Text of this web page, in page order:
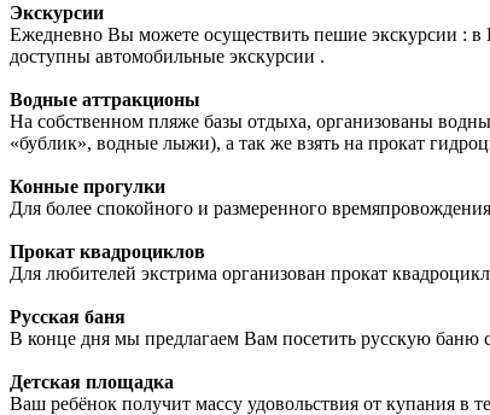
Экскурсии
Ежедневно Вы можете осуществить пешие экскурсии : в
доступны автомобильные экскурсии .
Водные аттракционы
На собственном пляже базы отдыха, организованы
«бублик», водные лыжи), а так же взять на прокат
Конные прогулки
Для более спокойного и размеренного
Прокат квадроциклов
Для любителей экстрима организован прокат
Русская баня
В конце дня мы предлагаем Вам посетить русскую баню
Детская площадка
Ваш ребёнок получит массу удовольствия от купания в